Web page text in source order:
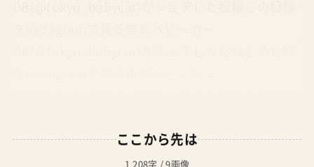
DB(@tokyo_babycar)がシェアした投稿この投稿
をInstagramで見る東京ベビーカー
ここから先は
1,208字 / 9画像